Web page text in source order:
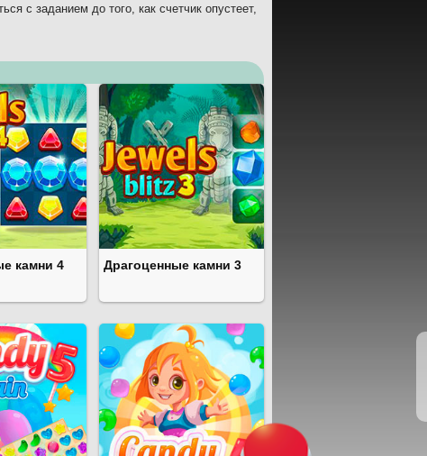
с заданием до того, как счетчик опустеет,
камни 4 Драгоценные камни 3